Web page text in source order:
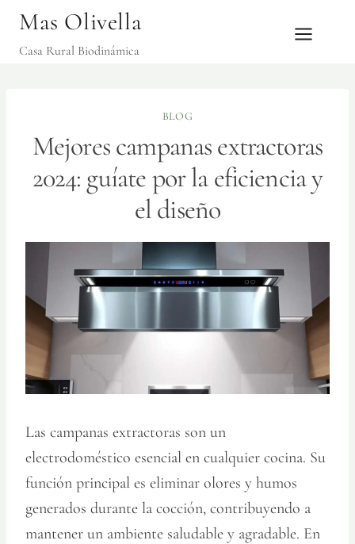
SaltarMas Olivella
Casa Rural Biodinámica
BLOG
Mejores campanas extractoras
2024: guíate por la eficiencia y
el diseño
Las campanas extractoras son un
electrodoméstico esencial en cualquier cocina. Su
función principal es eliminar olores y humos
generados durante la cocción, contribuyendo a
mantener un ambiente saludable y agradable. En